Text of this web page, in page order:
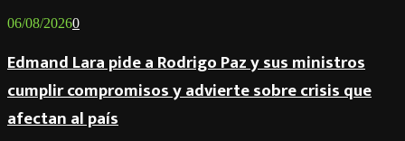
06/08/20260
Edmand Lara pide a Rodrigo Paz y sus ministros
cumplir compromisos y advierte sobre crisis que
afectan al país